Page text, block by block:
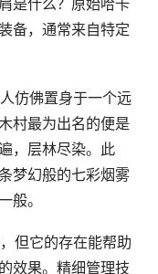
是什么？原始哈卡
备，通常来自特定
仿佛置身于一个远
村最为出名的便是
，层林尽染。此
梦幻般的七彩烟雾
般。
但它的存在能帮助
效果。精细管理技